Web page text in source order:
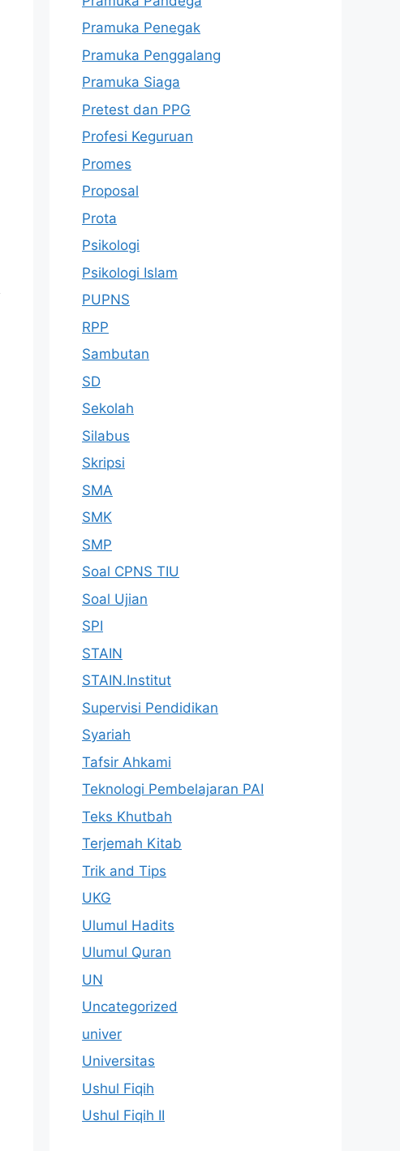
Pramuka Penegak
Pramuka Penggalang
Pramuka Siaga
Pretest dan PPG
Profesi Keguruan
Promes
Proposal
Prota
Psikologi
Psikologi Islam
PUPNS
RPP
Sambutan
SD
Sekolah
Silabus
Skripsi
SMA
SMK
SMP
Soal CPNS TIU
Soal Ujian
SPI
STAIN
STAIN.Institut
Supervisi Pendidikan
Syariah
Tafsir Ahkami
Teknologi Pembelajaran PAI
Teks Khutbah
Terjemah Kitab
Trik and Tips
UKG
Ulumul Hadits
Ulumul Quran
UN
Uncategorized
univer
Universitas
Ushul Fiqih
Ushul Fiqih II